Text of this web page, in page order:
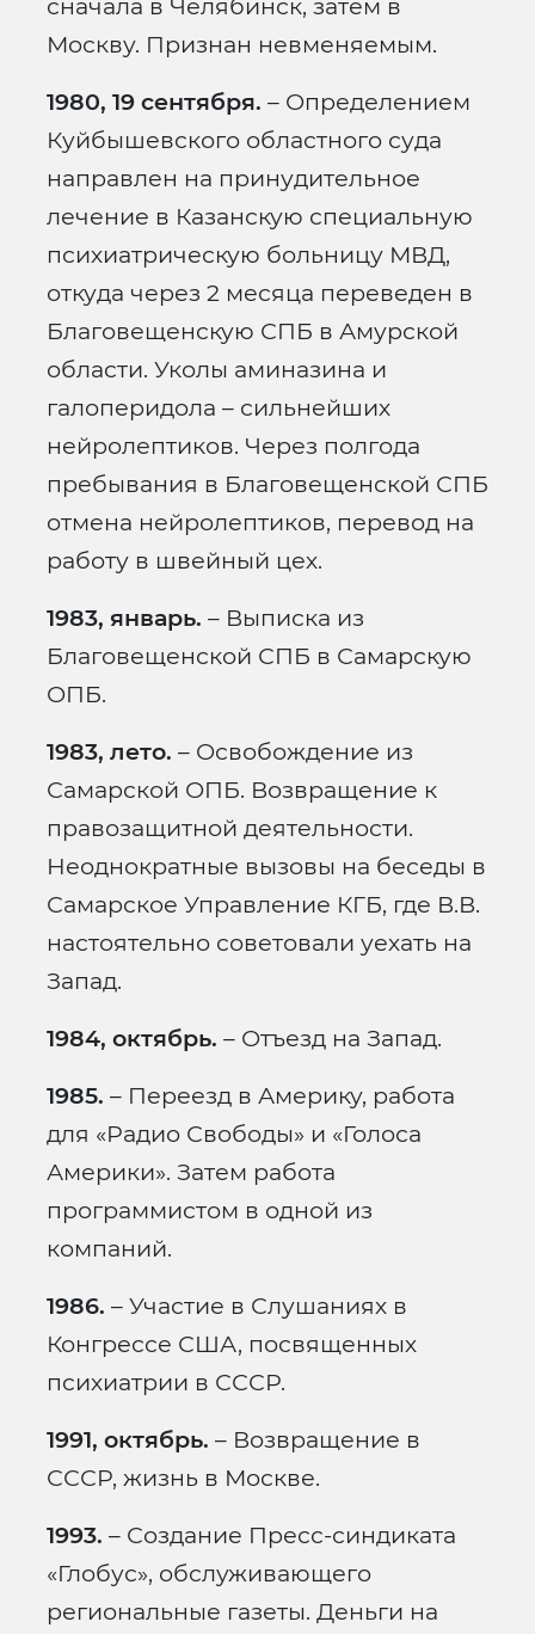
сначала в Челябинск, затем в
Москву. Признан невменяемым.
1980, 19 сентября. – Определением
Куйбышевского областного суда
направлен на принудительное
лечение в Казанскую специальную
психиатрическую больницу МВД,
откуда через 2 месяца переведен в
Благовещенскую СПБ в Амурской
области. Уколы аминазина и
галоперидола – сильнейших
нейролептиков. Через полгода
пребывания в Благовещенской СПБ
отмена нейролептиков, перевод на
работу в швейный цех.
1983, январь. – Выписка из
Благовещенской СПБ в Самарскую
ОПБ.
1983, лето. – Освобождение из
Самарской ОПБ. Возвращение к
правозащитной деятельности.
Неоднократные вызовы на беседы в
Самарское Управление КГБ, где В.В.
настоятельно советовали уехать на
Запад.
1984, октябрь. – Отъезд на Запад.
1985. – Переезд в Америку, работа
для «Радио Свободы» и «Голоса
Америки». Затем работа
программистом в одной из
компаний.
1986. – Участие в Слушаниях в
Конгрессе США, посвященных
психиатрии в СССР.
1991, октябрь. – Возвращение в
СССР, жизнь в Москве.
1993. – Создание Пресс-синдиката
«Глобус», обслуживающего
региональные газеты. Деньги на